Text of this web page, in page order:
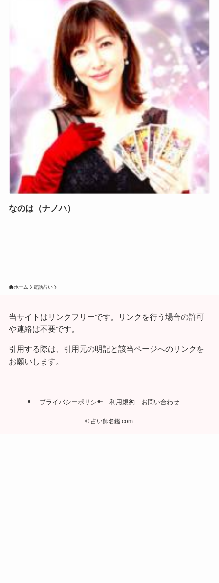
なのは（ナノハ）
ホーム 電話占い
当サイトはリンクフリーです。リンクを行う場合の許可
や連絡は不要です。
引用する際は、引用元の明記と該当ページへのリンクを
お願いします。
プライバシーポリシー 利用規約 お問い合わせ
©占い師名鑑.com.